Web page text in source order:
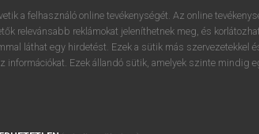
próbaverziójának
regisztrálok ésbelépek.
REGISZTRÁCIÓ
a felhasználó online tevékenységét. Az online
relevánsabb reklámokat jeleníthetnek meg, és
láthat egy hirdetést. Ezek a sütik más szervezetekkel
információkat. Ezek állandó sütik, amelyek szinte mindig